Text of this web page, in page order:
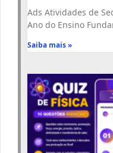
Ads Atividades de
Ano do Ensino
Saiba mais »